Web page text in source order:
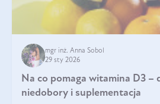
mgr inż. Anna Sobol
29 sty 2026
Na co pomaga witamina D3 –
niedobory i suplementacja